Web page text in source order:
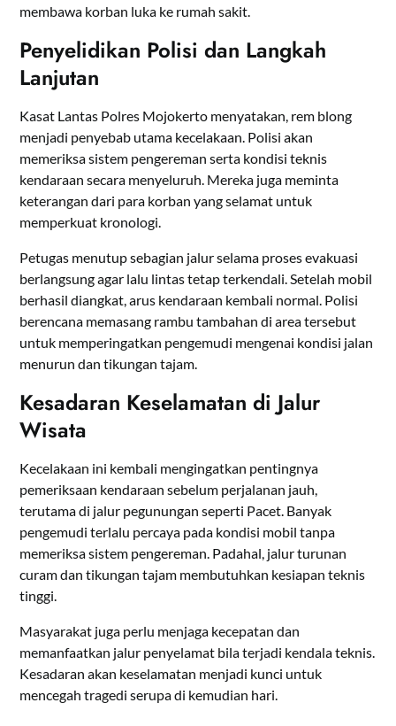
membawa korban luka ke rumah sakit.
Penyelidikan Polisi dan Langkah
Lanjutan
Kasat Lantas Polres Mojokerto menyatakan, rem blong
menjadi penyebab utama kecelakaan. Polisi akan
memeriksa sistem pengereman serta kondisi teknis
kendaraan secara menyeluruh. Mereka juga meminta
keterangan dari para korban yang selamat untuk
memperkuat kronologi.
Petugas menutup sebagian jalur selama proses evakuasi
berlangsung agar lalu lintas tetap terkendali. Setelah mobil
berhasil diangkat, arus kendaraan kembali normal. Polisi
berencana memasang rambu tambahan di area tersebut
untuk memperingatkan pengemudi mengenai kondisi jalan
menurun dan tikungan tajam.
Kesadaran Keselamatan di Jalur
Wisata
Kecelakaan ini kembali mengingatkan pentingnya
pemeriksaan kendaraan sebelum perjalanan jauh,
terutama di jalur pegunungan seperti Pacet. Banyak
pengemudi terlalu percaya pada kondisi mobil tanpa
memeriksa sistem pengereman. Padahal, jalur turunan
curam dan tikungan tajam membutuhkan kesiapan teknis
tinggi.
Masyarakat juga perlu menjaga kecepatan dan
memanfaatkan jalur penyelamat bila terjadi kendala teknis.
Kesadaran akan keselamatan menjadi kunci untuk
mencegah tragedi serupa di kemudian hari.